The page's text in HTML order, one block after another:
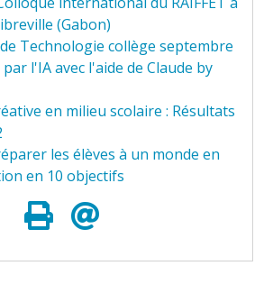
(Gabon)
Technologie collège septembre
l'IA avec l'aide de Claude by
en milieu scolaire : Résultats
les élèves à un monde en
en 10 objectifs